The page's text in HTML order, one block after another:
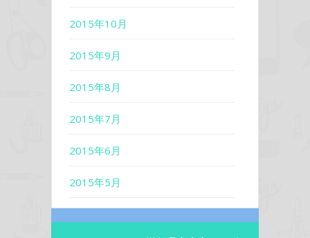
2015年10月
2015年9月
2015年8月
2015年7月
2015年6月
2015年5月